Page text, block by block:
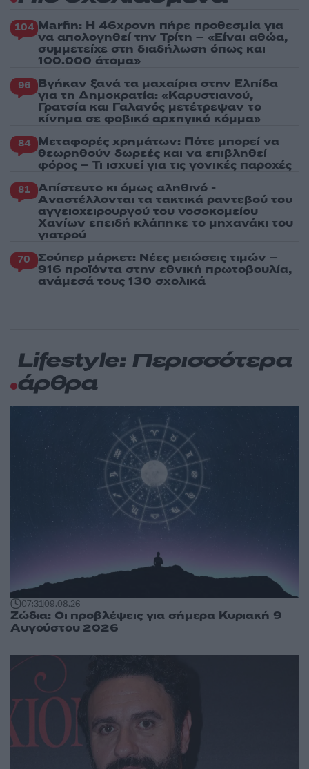
104 Marfin: Η 46χρονη πήρε προθεσμία για
να απολογηθεί την Τρίτη – «Είναι αθώα,
συμμετείχε στη διαδήλωση όπως και
100.000 άτομα»
96 Βγήκαν ξανά τα μαχαίρια στην Ελπίδα
για τη Δημοκρατία: «Καρυστιανού,
Γρατσία και Γαλανός μετέτρεψαν το
κίνημα σε φοβικό αρχηγικό κόμμα»
84 Μεταφορές χρημάτων: Πότε μπορεί να
θεωρηθούν δωρεές και να επιβληθεί
φόρος – Τι ισχυεί για τις γονικές παροχές
81 Απίστευτο κι όμως αληθινό -
Aναστέλλονται τα τακτικά ραντεβού του
αγγειοχειρουργού του νοσοκομείου
Χανίων επειδή κλάπηκε το μηχανάκι του
γιατρού
70 Σούπερ μάρκετ: Νέες μειώσεις τιμών –
916 προϊόντα στην εθνική πρωτοβουλία,
ανάμεσά τους 130 σχολικά
Lifestyle: Περισσότερα
άρθρα
07:3109.08.26
Ζώδια: Οι προβλέψεις για σήμερα Κυριακή 9
Αυγούστου 2026